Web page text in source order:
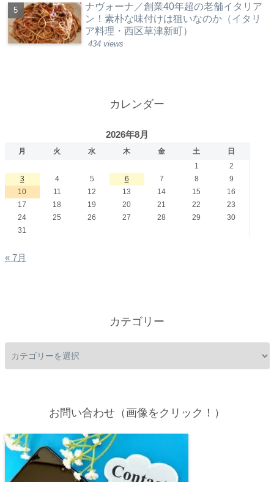
ナヴォーナ／創業40年超の老舗イタリア
ン！素朴な味付けは狙いなのか（イタリ
ア料理・西区草津新町）
434 views
カレンダー
2026年8月
月 火 水 木 金 土
日
1
2
3
4 5 6 7 8
9
10
11 12 13 14 15
16
17
18 19 20 21 22
23
24
25 26 27 28 29
30
31
« 7月
カテゴリー
お問い合わせ（画像をクリック！）